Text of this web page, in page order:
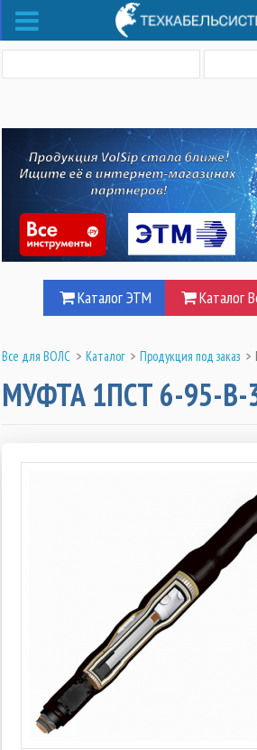
Каталог ЭТМ Каталог
Все для ВОЛС > Каталог > Продукция под заказ >
МУФТА 1ПСТ 6-95-